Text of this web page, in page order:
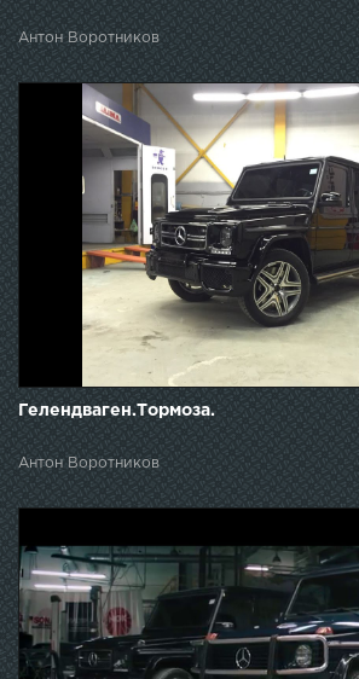
Антон Воротников
Гелендваген.Тормоза.
Антон Воротников